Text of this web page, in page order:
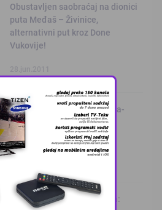
Obustavljen saobraćaj na dionici
puta Međaš – Živinice,
alternativni put kroz Done
Vukovije!
KALESIJSKE TEME
Foto: U požaru izgorjela hala-
Drvne industrije ˝Konjuh” u
Živinicama
27.jun.2011
KALESIJSKE TEME
Donja Lukavica kod Živinica: